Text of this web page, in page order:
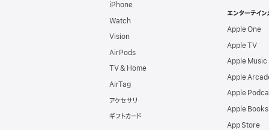
iPhone
Watch
Vision
AirPods
TV & Home
AirTag
アクセサリ
ギフトカード
エンターテイン
Apple One
Apple TV
Apple Music
Apple
Apple
Apple Books
App Store